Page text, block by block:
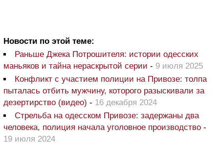
Новости по этой теме:
Раньше Джека Потрошителя: истории одесских
маньяков и тайна нераскрытой серии - 9 июля 2025
Конфликт с участием полиции на Привозе: толпа
пыталась отбить мужчину, которого разыскивали за
дезертирство (видео) - 16 декабря 2024
Стрельба на одесском Привозе: задержаны два
человека, полиция начала уголовное производство -
19 июля 2024